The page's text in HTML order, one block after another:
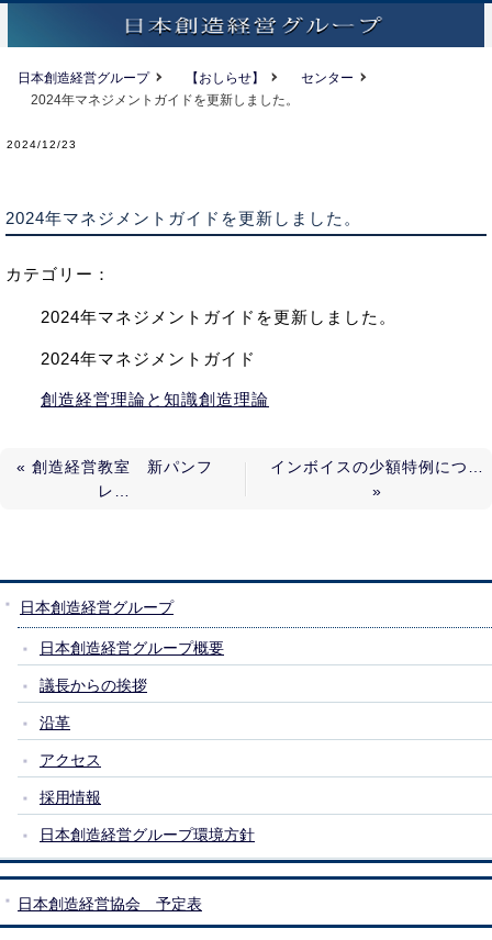
日本創造経営グループ 【おしらせ】
センター
2024年マネジメントガイドを更新しました。
2024/12/23
2024年マネジメントガイドを更新しました。
カテゴリー：
2024年マネジメントガイドを更新しました。
2024年マネジメントガイド
創造経営理論と知識創造理論
創造経営教室 新パンフ
レ…
インボイスの少額特例につ…
日本創造経営グループ
日本創造経営グループ概要
議長からの挨拶
沿革
アクセス
採用情報
日本創造経営グループ環境方針
日本創造経営協会 予定表